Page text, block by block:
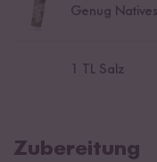
Genug
TL Salz
Zubereitung